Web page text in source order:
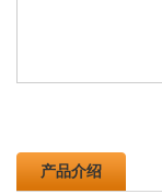
产品介绍